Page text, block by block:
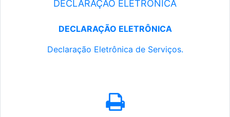
DECLARAÇÃO ELETRÔNICA
DECLARAÇÃO ELETRÔNICA
Declaração Eletrônica de Serviços.